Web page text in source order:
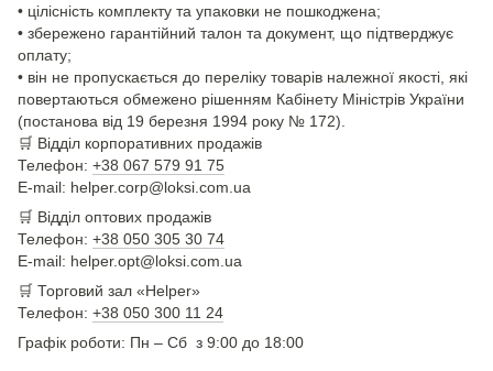
• цілісність комплекту та упаковки не пошкоджена;
• збережено гарантійний талон та документ, що підтверджує
оплату;
• він не пропускається до переліку товарів належної якості, які
повертаються обмежено рішенням Кабінету Міністрів України
(постанова від 19 березня 1994 року № 172).
🛒 Відділ корпоративних продажів
Телефон: +38 067 579 91 75
E-mail: helper.corp@loksi.com.ua
🛒 Відділ оптових продажів
Телефон: +38 050 305 30 74
E-mail: helper.opt@loksi.com.ua
🛒 Торговий зал «Helper»
Телефон: +38 050 300 11 24
Графік роботи: Пн – Сб з 9:00 до 18:00